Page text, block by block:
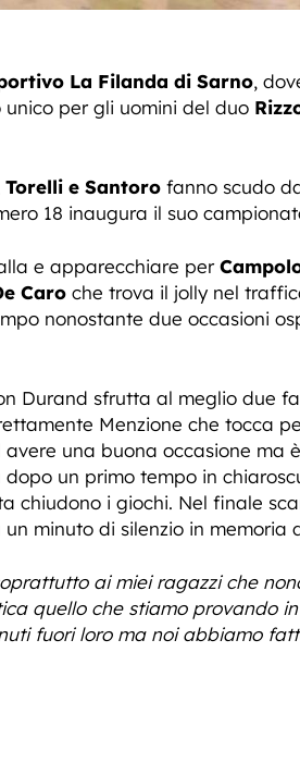
La Filanda di Sarno,
per gli uomini del duo
Torelli e Santoro fanno scudo
18 inaugura il suo
e apparecchiare per
Caro che trova il jolly nel
nonostante due occasioni
Durand sfrutta al meglio due
Menzione che tocca
una buona occasione ma
dopo un primo tempo in
chiudono i giochi. Nel finale
minuto di silenzio in memoria
ai miei ragazzi che
quello che stiamo provando
fuori loro ma noi abbiamo